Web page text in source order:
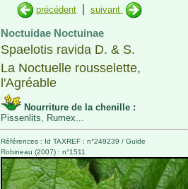
précédent
suivant
Noctuidae Noctuinae
Spaelotis ravida D. & S.
La Noctuelle rousselette,
l'Agréable
Nourriture de la chenille :
Pissenlits, Rumex...
Références : Id TAXREF : n°249239 / Guide
Robineau (2007) : n°1511